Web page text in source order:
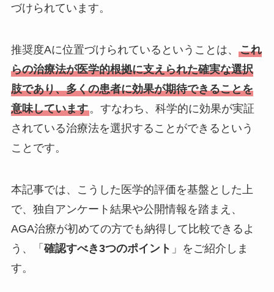
づけられています。
推奨度Aに位置づけられているということは、 これ
らの治療法が医学的根拠に支えられた確実な選択
肢であり、多くの患者に効果が期待できることを
意味しています。すなわち、科学的に効果が実証
されている治療法を選択することができるという
ことです。
本記事では、こうした医学的評価を基盤とした上
で、独自アンケート結果や公開情報を踏まえ、
AGA治療が初めての方でも納得して比較できるよ
う、「 確認すべき3つのポイント 」をご紹介しま
す。